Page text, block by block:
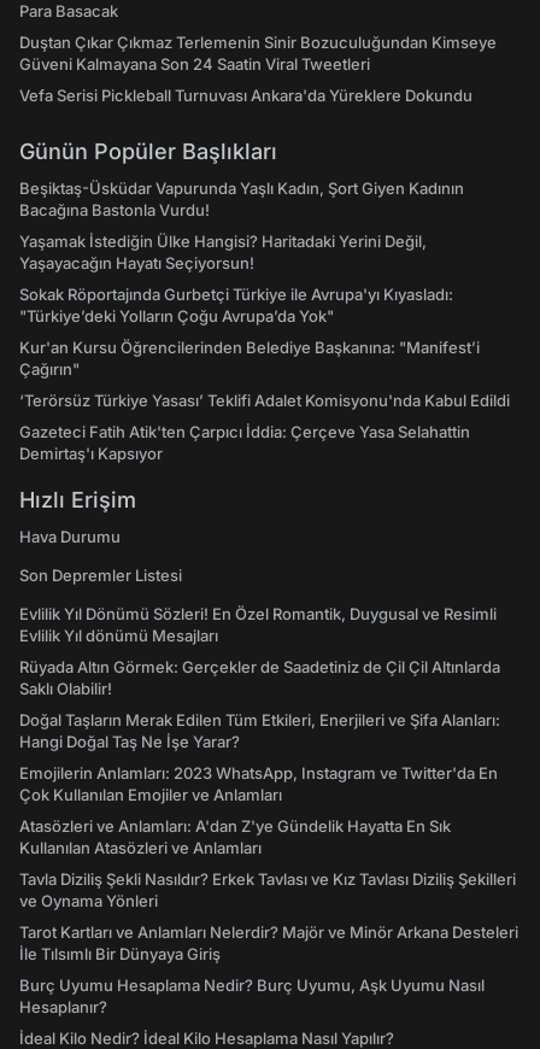
Para Basacak
Duştan Çıkar Çıkmaz Terlemenin Sinir Bozuculuğundan Kimseye
Güveni Kalmayana Son 24 Saatin Viral Tweetleri
Vefa Serisi Pickleball Turnuvası Ankara'da Yüreklere Dokundu
Günün Popüler Başlıkları
Beşiktaş-Üsküdar Vapurunda Yaşlı Kadın, Şort Giyen Kadının
Bacağına Bastonla Vurdu!
Yaşamak İstediğin Ülke Hangisi? Haritadaki Yerini Değil,
Yaşayacağın Hayatı Seçiyorsun!
Sokak Röportajında Gurbetçi Türkiye ile Avrupa'yı Kıyasladı:
"Türkiye’deki Yolların Çoğu Avrupa’da Yok"
Kur'an Kursu Öğrencilerinden Belediye Başkanına: "Manifest’i
Çağırın"
‘Terörsüz Türkiye Yasası’ Teklifi Adalet Komisyonu'nda Kabul Edildi
Gazeteci Fatih Atik'ten Çarpıcı İddia: Çerçeve Yasa Selahattin
Demirtaş'ı Kapsıyor
Hızlı Erişim
Hava Durumu
Son Depremler Listesi
Evlilik Yıl Dönümü Sözleri! En Özel Romantik, Duygusal ve Resimli
Evlilik Yıl dönümü Mesajları
Rüyada Altın Görmek: Gerçekler de Saadetiniz de Çil Çil Altınlarda
Saklı Olabilir!
Doğal Taşların Merak Edilen Tüm Etkileri, Enerjileri ve Şifa Alanları:
Hangi Doğal Taş Ne İşe Yarar?
Emojilerin Anlamları: 2023 WhatsApp, Instagram ve Twitter'da En
Çok Kullanılan Emojiler ve Anlamları
Atasözleri ve Anlamları: A'dan Z'ye Gündelik Hayatta En Sık
Kullanılan Atasözleri ve Anlamları
Tavla Diziliş Şekli Nasıldır? Erkek Tavlası ve Kız Tavlası Diziliş Şekilleri
ve Oynama Yönleri
Tarot Kartları ve Anlamları Nelerdir? Majör ve Minör Arkana Desteleri
İle Tılsımlı Bir Dünyaya Giriş
Burç Uyumu Hesaplama Nedir? Burç Uyumu, Aşk Uyumu Nasıl
Hesaplanır?
İdeal Kilo Nedir? İdeal Kilo Hesaplama Nasıl Yapılır?